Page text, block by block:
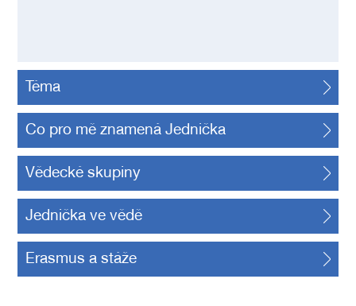
Téma
Co pro mě znamená Jednička
Vědecké skupiny
Jednička ve vědě
Erasmus a stáže